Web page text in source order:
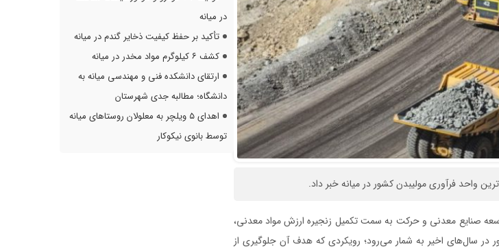
واحد فرآوری مولیبدن کشور در میانه خبر داد.
صنایع معدنی و حرکت به سمت تکمیل زنجیره ارزش مواد معدنی،
سال‌های اخیر به شمار می‌رود؛ رویکردی که هدف آن جلوگیری از
در میانه
تأکید بر حفظ کیفیت ذخایر گندم در میانه
کشف ۶ کیلوگرم مواد مخدر در میانه
ارتقای دانشکده فنی و مهندسی میانه به
دانشگاه؛ مطالبه جدی شهرستان
اهدای ۵ ویلچر به معلولان روستاهای میانه
توسط بانوی نیکوکار